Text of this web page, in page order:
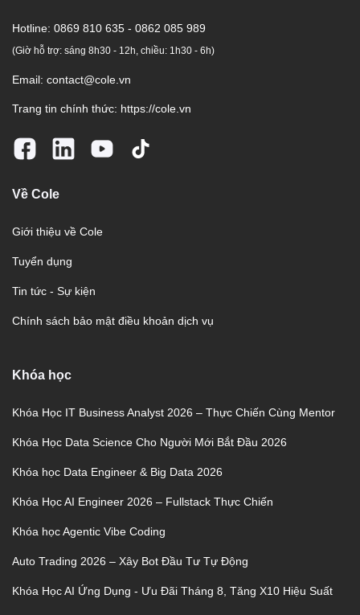
Hotline: 0869 810 635 - 0862 085 989
(Giờ hỗ trợ: sáng 8h30 - 12h, chiều: 1h30 - 6h)
Email: contact@cole.vn
Trang tin chính thức: https://cole.vn
Về Cole
Giới thiệu về Cole
Tuyển dụng
Tin tức - Sự kiện
Chính sách bảo mật điều khoản dịch vụ
Khóa học
Khóa Học IT Business Analyst 2026 – Thực Chiến Cùng Mentor
Khóa Học Data Science Cho Người Mới Bắt Đầu 2026
Khóa học Data Engineer & Big Data 2026
Khóa Học AI Engineer 2026 – Fullstack Thực Chiến
Khóa học Agentic Vibe Coding
Auto Trading 2026 – Xây Bot Đầu Tư Tự Động
Khóa Học AI Ứng Dụng - Ưu Đãi Tháng 8, Tăng X10 Hiệu Suất